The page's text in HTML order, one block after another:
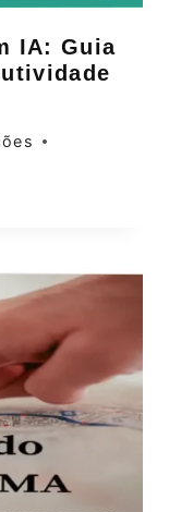
IA: Guia